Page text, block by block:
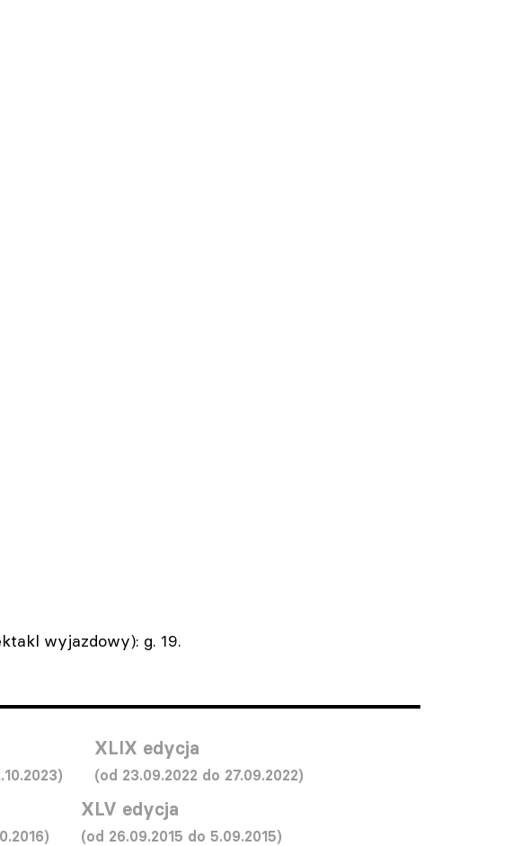
wyjazdowy): g. 19.
XLIX edycja
(od 23.09.2022 do 27.09.2022)
XLV edycja
(od 26.09.2015 do 5.09.2015)